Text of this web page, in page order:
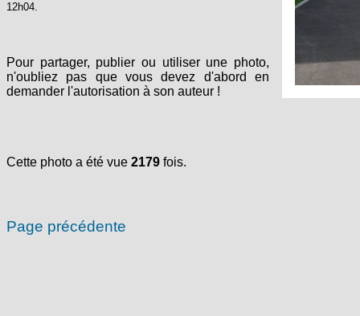
12h04.
Pour partager, publier ou utiliser une photo,
n'oubliez pas que vous devez d'abord en
demander l'autorisation à son auteur !
Cette photo a été vue 2179 fois.
Page précédente